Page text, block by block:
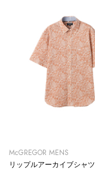
McGREGOR MENS
リップルアーカイブシャツ